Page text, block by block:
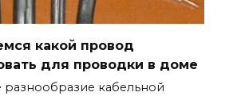
какой провод
для проводки в доме
кабельной